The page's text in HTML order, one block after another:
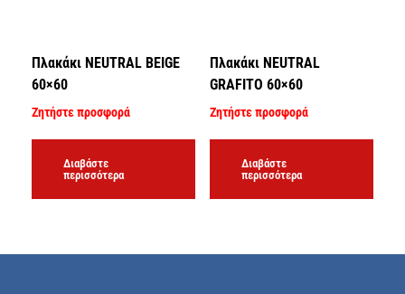
Πλακάκι NEUTRAL BEIGE
60×60
Ζητήστε προσφορά
Διαβάστε
περισσότερα
Πλακάκι NEUTRAL
GRAFITO 60×60
Ζητήστε προσφορά
Διαβάστε
περισσότερα